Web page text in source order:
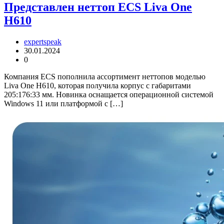
Представлен неттоп ECS Liva One
H610
expertspeak
30.01.2024
0
Компания ECS пополнила ассортимент неттопов моделью
Liva One H610, которая получила корпус с габаритами
205:176:33 мм. Новинка оснащается операционной системой
Windows 11 или платформой с […]